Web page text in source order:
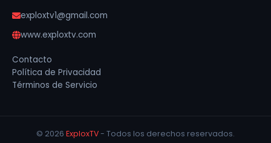
exploxtv1@gmail.com
www.exploxtv.com
Contacto
Política de Privacidad
Términos de Servicio
© 2026 ExploxTV- Todos los derechos reservados.